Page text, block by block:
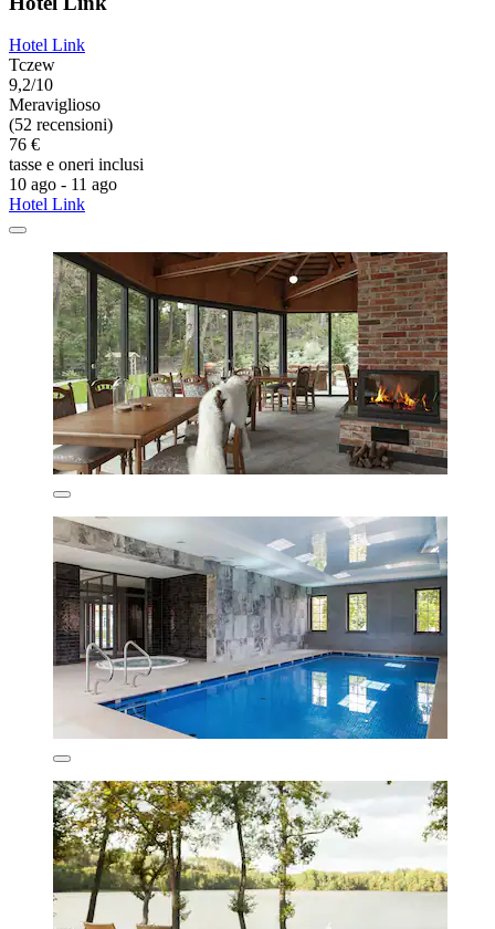
Hotel Link
Tczew
9,2/10
Meraviglioso
(52 recensioni)
76 €
tasse e oneri inclusi
10 ago - 11 ago
Hotel Link